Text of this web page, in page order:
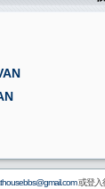
或登入